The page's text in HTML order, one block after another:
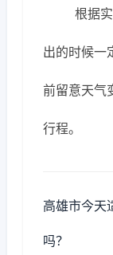
根据
出的时候一
前留意天气
行程。
高雄市今天
吗？